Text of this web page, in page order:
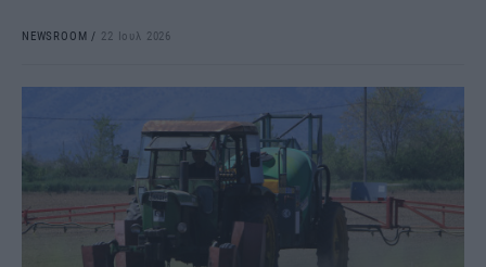
NEWSROOM / 22 Ιουλ 2026